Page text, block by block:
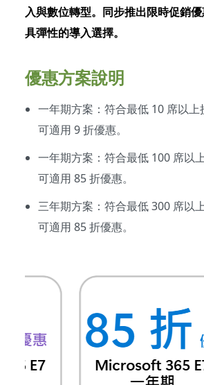
入與數位轉型。同步推出限時促銷
具彈性的導入選擇。
優惠方案說明
一年期方案：符合最低 10 席以上
可適用 9 折優惠。
一年期方案：符合最低 100 席以
可適用 85 折優惠。
三年期方案：符合最低 300 席以
可適用 85 折優惠。